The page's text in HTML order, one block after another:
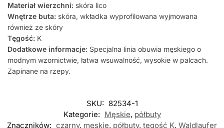
Materiał wierzchni: skóra lico
Wnętrze buta: skóra, wkładka wyprofilowana wyjmowana
również ze skóry
Tęgość: K
Dodatkowe informacje: Specjalna linia obuwia męskiego o
modnym wzornictwie, łatwa wsuwalność, wysokie w palcach.
Zapinane na rzepy.
SKU: 82534-1
Kategorie: Męskie, półbuty
Znaczników: czarny, męskie, półbuty, tęgość K, Waldlaufer